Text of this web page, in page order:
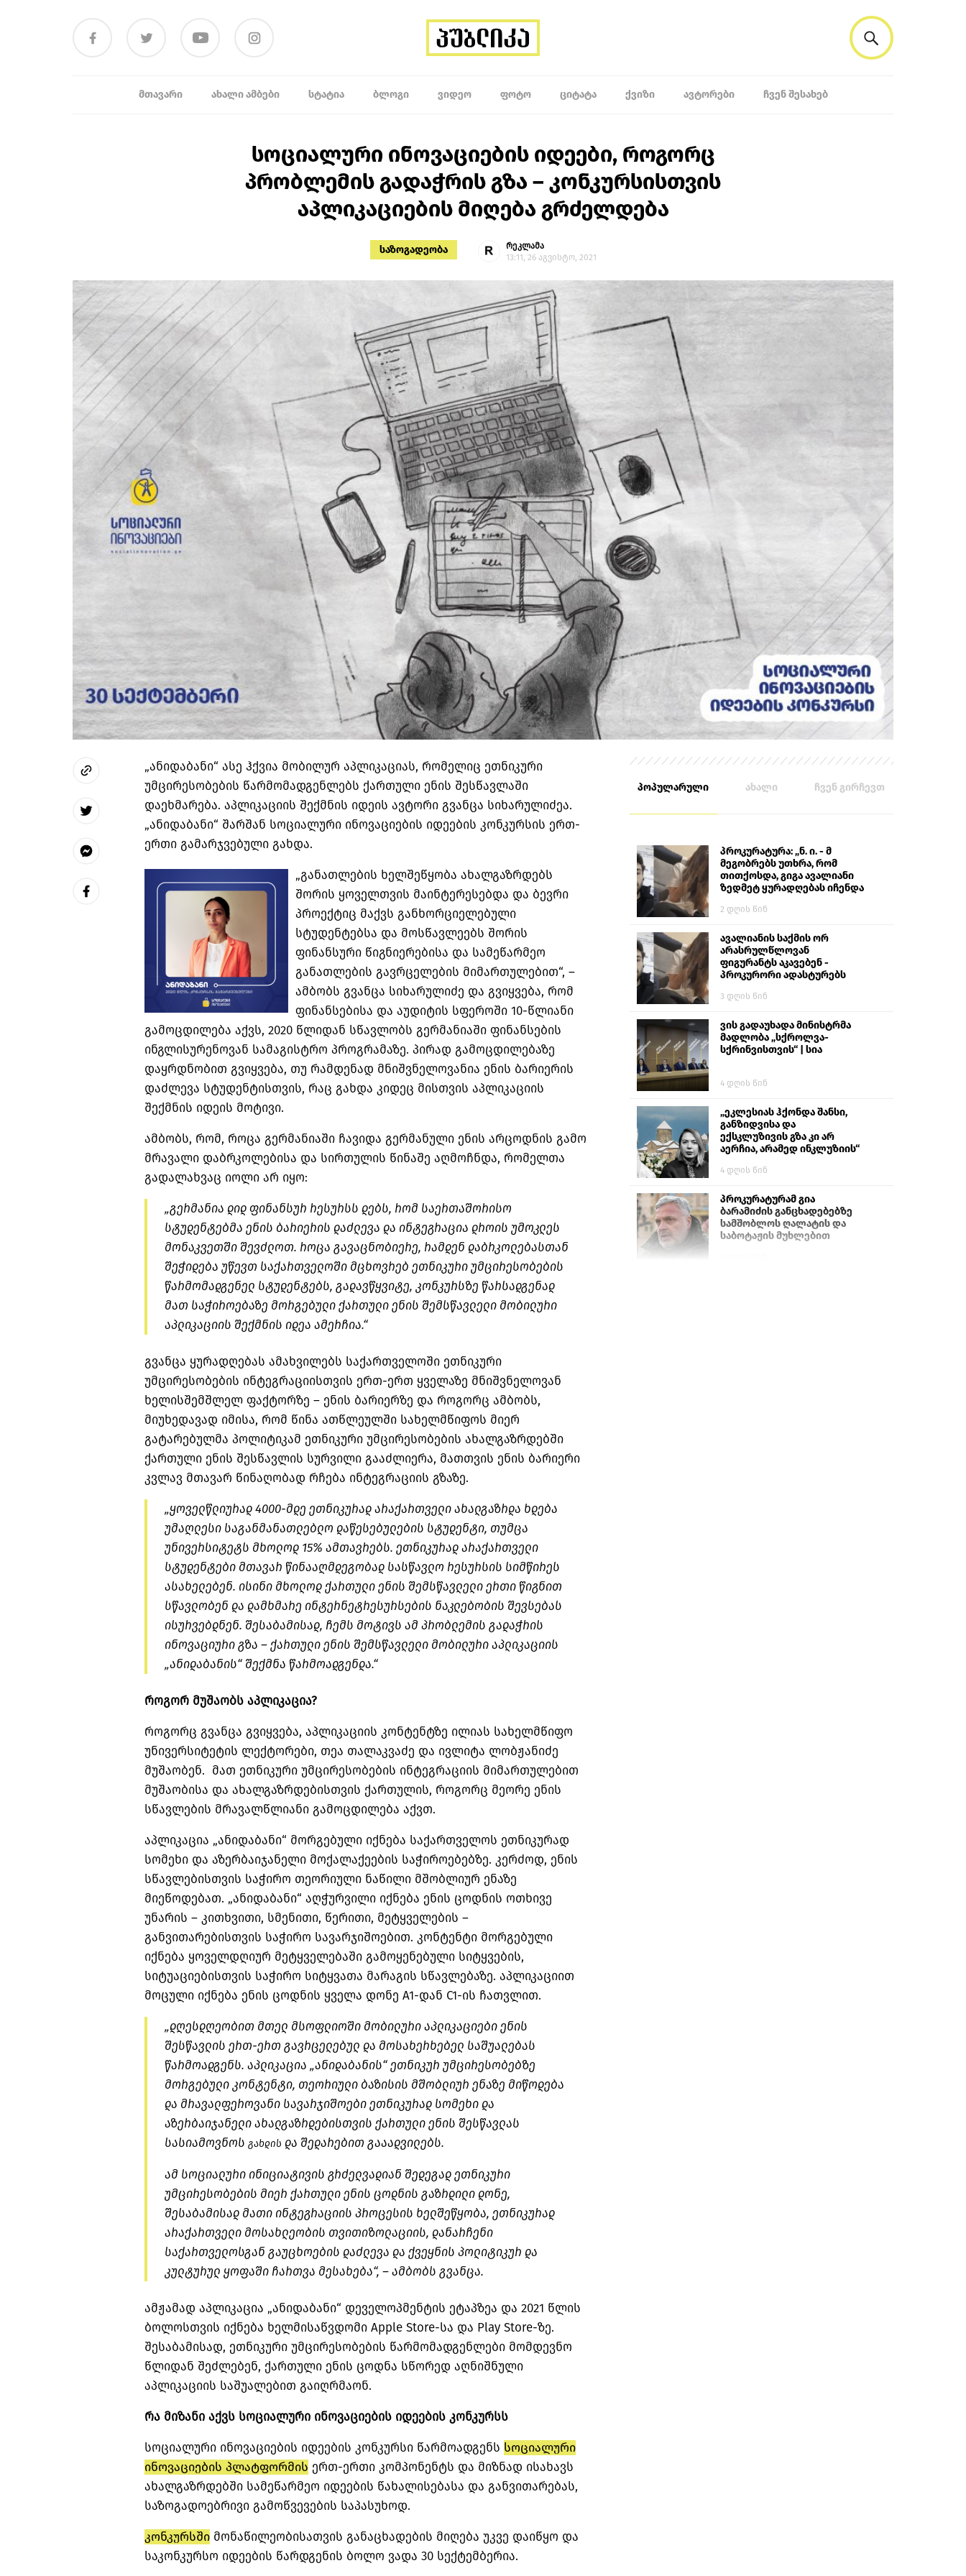
ᲛᲗᲐᲕᲐᲠᲘ ᲐᲮᲐᲚᲘ ᲐᲛᲑᲔᲑᲘ ᲡᲢᲐᲢᲘᲐ ᲑᲚᲝᲒᲘ ᲕᲘᲓᲔᲝ ᲤᲝᲢᲝ ᲪᲘᲢᲐᲢᲐ ᲥᲕᲘᲖᲘ ᲐᲕᲢᲝᲠᲔᲑᲘ ᲩᲕᲔᲜ ᲨᲔᲡᲐᲮᲔᲑ
სოციალური ინოვაციების იდეები, როგორც
პრობლემის გადაჭრის გზა – კონკურსისთვის
აპლიკაციების მიღება გრძელდება
საზოგადეობა
რეკლამა
13:11, 26 აგვისტო, 2021
„ანიდაბანი“ ასე ჰქვია მობილურ აპლიკაციას, რომელიც ეთნიკური
უმცირესობების წარმომადგენლებს ქართული ენის შესწავლაში
დაეხმარება. აპლიკაციის შექმნის იდეის ავტორი გვანცა სიხარულიძეა.
„ანიდაბანი“ შარშან სოციალური ინოვაციების იდეების კონკურსის ერთ-
ერთი გამარჯვებული გახდა.
„განათლების ხელშეწყობა ახალგაზრდებს
შორის ყოველთვის მაინტერესებდა და ბევრი
პროექტიც მაქვს განხორციელებული
სტუდენტებსა და მოსწავლეებს შორის
ფინანსური წიგნიერებისა და სამეწარმეო
განათლების გავრცელების მიმართულებით“, –
ამბობს გვანცა სიხარულიძე და გვიყვება, რომ
ფინანსებისა და აუდიტის სფეროში 10-წლიანი
გამოცდილება აქვს, 2020 წლიდან სწავლობს გერმანიაში ფინანსების
ინგლისურენოვან სამაგისტრო პროგრამაზე. პირად გამოცდილებაზე
დაყრდნობით გვიყვება, თუ რამდენად მნიშვნელოვანია ენის ბარიერის
დაძლევა სტუდენტისთვის, რაც გახდა კიდეც მისთვის აპლიკაციის
შექმნის იდეის მოტივი.
ამბობს, რომ, როცა გერმანიაში ჩავიდა გერმანული ენის არცოდნის გამო
მრავალი დაბრკოლებისა და სირთულის წინაშე აღმოჩნდა, რომელთა
გადალახვაც იოლი არ იყო:
„გერმანია დიდ ფინანსურ რესურსს დებს, რომ საერთაშორისო
სტუდენტებმა ენის ბარიერის დაძლევა და ინტეგრაცია დროის უმოკლეს
მონაკვეთში შევძლოთ. როცა გავაცნობიერე, რამდენ დაბრკოლებასთან
შეჭიდება უწევთ საქართველოში მცხოვრებ ეთნიკური უმცირესობების
წარმომადგენელ სტუდენტებს, გადავწყვიტე, კონკურსზე წარსადგენად
მათ საჭიროებაზე მორგებული ქართული ენის შემსწავლელი მობილური
აპლიკაციის შექმნის იდეა ამერჩია.“
გვანცა ყურადღებას ამახვილებს საქართველოში ეთნიკური
უმცირესობების ინტეგრაციისთვის ერთ-ერთ ყველაზე მნიშვნელოვან
ხელისშემშლელ ფაქტორზე – ენის ბარიერზე და როგორც ამბობს,
მიუხედავად იმისა, რომ წინა ათწლეულში სახელმწიფოს მიერ
გატარებულმა პოლიტიკამ ეთნიკური უმცირესობების ახალგაზრდებში
ქართული ენის შესწავლის სურვილი გააძლიერა, მათთვის ენის ბარიერი
კვლავ მთავარ წინაღობად რჩება ინტეგრაციის გზაზე.
„ყოველწლიურად 4000-მდე ეთნიკურად არაქართველი ახალგაზრდა ხდება
უმაღლესი საგანმანათლებლო დაწესებულების სტუდენტი, თუმცა
უნივერსიტეტს მხოლოდ 15% ამთავრებს. ეთნიკურად არაქართველი
სტუდენტები მთავარ წინააღმდეგობად სასწავლო რესურსის სიმწირეს
ასახელებენ. ისინი მხოლოდ ქართული ენის შემსწავლელი ერთი წიგნით
სწავლობენ და დამხმარე ინტერნეტრესურსების ნაკლებობის შევსებას
ისურვებდნენ. შესაბამისად, ჩემს მოტივს ამ პრობლემის გადაჭრის
ინოვაციური გზა – ქართული ენის შემსწავლელი მობილური აპლიკაციის
„ანიდაბანის“ შექმნა წარმოადგენდა.“
როგორ მუშაობს აპლიკაცია?
როგორც გვანცა გვიყვება, აპლიკაციის კონტენტზე ილიას სახელმწიფო
უნივერსიტეტის ლექტორები, თეა თალაკვაძე და ივლიტა ლობჟანიძე
მუშაობენ. მათ ეთნიკური უმცირესობების ინტეგრაციის მიმართულებით
მუშაობისა და ახალგაზრდებისთვის ქართულის, როგორც მეორე ენის
სწავლების მრავალწლიანი გამოცდილება აქვთ.
აპლიკაცია „ანიდაბანი“ მორგებული იქნება საქართველოს ეთნიკურად
სომეხი და აზერბაიჯანელი მოქალაქეების საჭიროებებზე. კერძოდ, ენის
სწავლებისთვის საჭირო თეორიული ნაწილი მშობლიურ ენაზე
მიეწოდებათ. „ანიდაბანი“ აღჭურვილი იქნება ენის ცოდნის ოთხივე
უნარის – კითხვითი, სმენითი, წერითი, მეტყველების –
განვითარებისთვის საჭირო სავარჯიშოებით. კონტენტი მორგებული
იქნება ყოველდღიურ მეტყველებაში გამოყენებული სიტყვების,
სიტუაციებისთვის საჭირო სიტყვათა მარაგის სწავლებაზე. აპლიკაციით
მოცული იქნება ენის ცოდნის ყველა დონე A1-დან C1-ის ჩათვლით.
„დღესდღეობით მთელ მსოფლიოში მობილური აპლიკაციები ენის
შესწავლის ერთ-ერთ გავრცელებულ და მოსახერხებელ საშუალებას
წარმოადგენს. აპლიკაცია „ანიდაბანის“ ეთნიკურ უმცირესობებზე
მორგებული კონტენტი, თეორიული ბაზისის მშობლიურ ენაზე მიწოდება
და მრავალფეროვანი სავარჯიშოები ეთნიკურად სომეხი და
აზერბაიჯანელი ახალგაზრდებისთვის ქართული ენის შესწავლას
სასიამოვნოს გახდის და შედარებით გააადვილებს.
ამ სოციალური ინიციატივის გრძელვადიან შედეგად ეთნიკური
უმცირესობების მიერ ქართული ენის ცოდნის გაზრდილი დონე,
შესაბამისად მათი ინტეგრაციის პროცესის ხელშეწყობა, ეთნიკურად
არაქართველი მოსახლეობის თვითიზოლაციის, დანარჩენი
საქართველოსგან გაუცხოების დაძლევა და ქვეყნის პოლიტიკურ და
კულტურულ ყოფაში ჩართვა მესახება“, – ამბობს გვანცა.
ამჟამად აპლიკაცია „ანიდაბანი“ დეველოპმენტის ეტაპზეა და 2021 წლის
ბოლოსთვის იქნება ხელმისაწვდომი Apple Store-სა და Play Store-ზე.
შესაბამისად, ეთნიკური უმცირესობების წარმომადგენლები მომდევნო
წლიდან შეძლებენ, ქართული ენის ცოდნა სწორედ აღნიშნული
აპლიკაციის საშუალებით გაიღრმაონ.
რა მიზანი აქვს სოციალური ინოვაციების იდეების კონკურსს
სოციალური ინოვაციების იდეების კონკურსი წარმოადგენს სოციალური
ინოვაციების პლატფორმის ერთ-ერთი კომპონენტს და მიზნად ისახავს
ახალგაზრდებში სამეწარმეო იდეების წახალისებასა და განვითარებას,
საზოგადოებრივი გამოწვევების საპასუხოდ.
კონკურსში მონაწილეობისათვის განაცხადების მიღება უკვე დაიწყო და
საკონკურსო იდეების წარდგენის ბოლო ვადა 30 სექტემბერია.
პოპულარული ახალი ჩვენ გირჩევთ
პროკურატურა: „ნ. ი. - მ
მეგობრებს უთხრა, რომ
თითქოსდა, გიგა ავალიანი
ზედმეტ ყურადღებას იჩენდა
ალექსანდრე გაბაშვილი
გიგა ავალიანს“
2 დღის წინ
ავალიანის საქმის ორ
არასრულწლოვან
ფიგურანტს აკავებენ -
პროკურორი ადასტურებს
3 დღის წინ
ვის გადაუხადა მინისტრმა
მადლობა „სქროლვა-
სქრინვისთვის“ | სია
4 დღის წინ
„ეკლესიას ჰქონდა შანსი,
განზიდვისა და
ექსკლუზივის გზა კი არ
აერჩია, არამედ ინკლუზიის“
4 დღის წინ
პროკურატურამ გია
ბარამიძის განცხადებებზე
სამშობლოს ღალატის და
საბოტაჟის მუხლებით